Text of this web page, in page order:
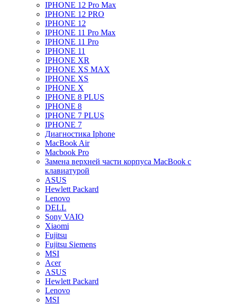
IPHONE 12 Pro Max
IPHONE 12 PRO
IPHONE 12
IPHONE 11 Pro Max
IPHONE 11 Pro
IPHONE 11
IPHONE XR
IPHONE XS MAX
IPHONE XS
IPHONE X
IPHONE 8 PLUS
IPHONE 8
IPHONE 7 PLUS
IPHONE 7
Диагностика Iphone
MacBook Air
Macbook Pro
Замена верхней части корпуса MacBook с
клавиатурой
ASUS
Hewlett Packard
Lenovo
DELL
Sony VAIO
Xiaomi
Fujitsu
Fujitsu Siemens
MSI
Acer
ASUS
Hewlett Packard
Lenovo
MSI